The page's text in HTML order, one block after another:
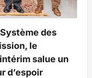
des
le
salue un
d’espoir